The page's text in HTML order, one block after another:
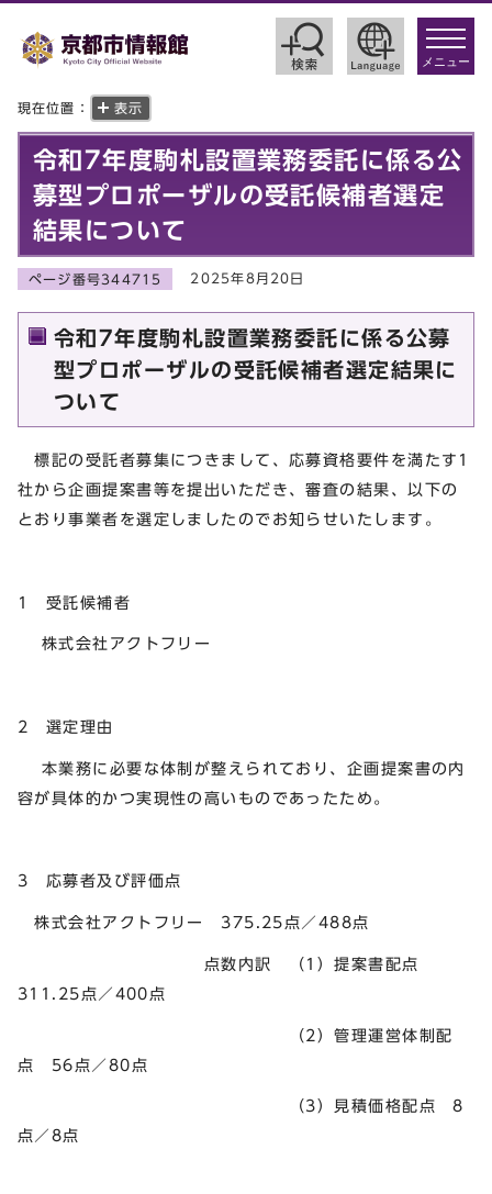
toggle
メニュー
現在位置： 表示
令和7年度駒札設置業務委託に係る公
募型プロポーザルの受託候補者選定
結果について
ページ番号344715 2025年8月20日
令和7年度駒札設置業務委託に係る公募
型プロポーザルの受託候補者選定結果に
ついて
標記の受託者募集につきまして、応募資格要件を満たす1
社から企画提案書等を提出いただき、審査の結果、以下の
とおり事業者を選定しましたのでお知らせいたします。
1 受託候補者
株式会社アクトフリー
2 選定理由
本業務に必要な体制が整えられており、企画提案書の内
容が具体的かつ実現性の高いものであったため。
3 応募者及び評価点
株式会社アクトフリー 375.25点／488点
点数内訳 （1）提案書配点
311.25点／400点
（2）管理運営体制配
点 56点／80点
（3）見積価格配点 8
点／8点